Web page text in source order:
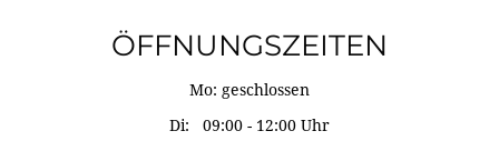
ÖFFNUNGSZEITEN
Mo: geschlossen
Di: 09:00 - 12:00 Uhr